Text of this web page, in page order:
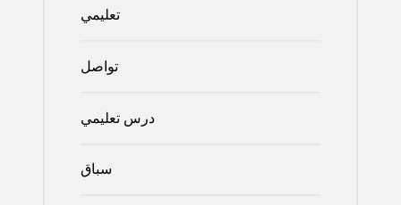
تعليمي
تواصل
درس تعليمي
سباق